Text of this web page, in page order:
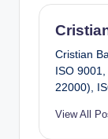
Cristian
ISO
22000),
View All